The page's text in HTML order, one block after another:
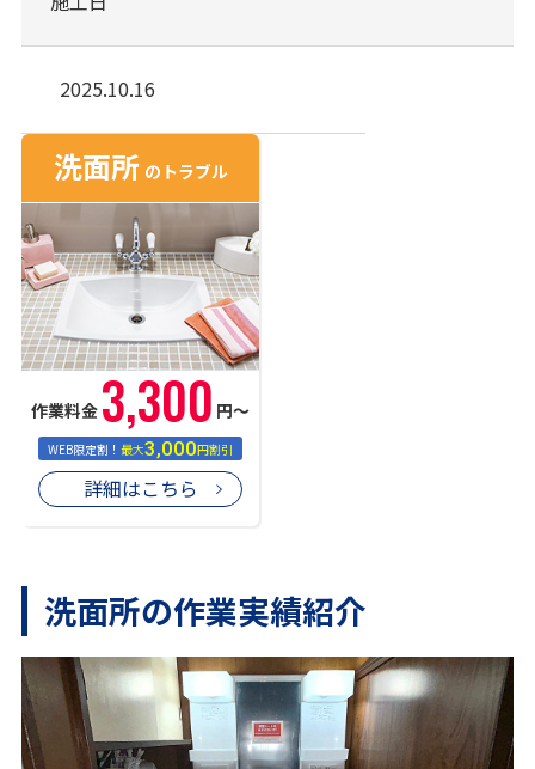
2025.10.16
洗面所 のトラブル
作業料金 3,300 円〜
WEB限定割！最大3,000円割引
詳細はこちら
洗面所の作業実績紹介